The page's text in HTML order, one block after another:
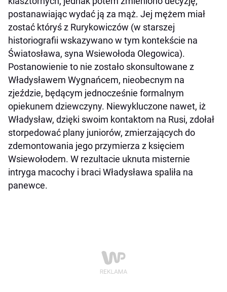
postanawiając wydać ją za mąż. Jej mężem miał
zostać któryś z Rurykowiczów (w starszej
historiografii wskazywano w tym kontekście na
Światosława, syna Wsiewołoda Olegowica).
Postanowienie to nie zostało skonsultowane z
Władysławem Wygnańcem, nieobecnym na
zjeździe, będącym jednocześnie formalnym
opiekunem dziewczyny. Niewykluczone nawet, iż
Władysław, dzięki swoim kontaktom na Rusi, zdołał
storpedować plany juniorów, zmierzających do
zdemontowania jego przymierza z księciem
Wsiewołodem. W rezultacie uknuta misternie
intryga macochy i braci Władysława spaliła na
panewce.